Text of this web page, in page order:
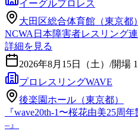
イーグルプロレス
大田区総合体育館（東京都）
NCWA日本障害者レスリング
詳細を見る
2026年8月15日（土） /開場
プロレスリングWAVE
後楽園ホール（東京都）
『wave20th-1〜桜花由美25周
–』